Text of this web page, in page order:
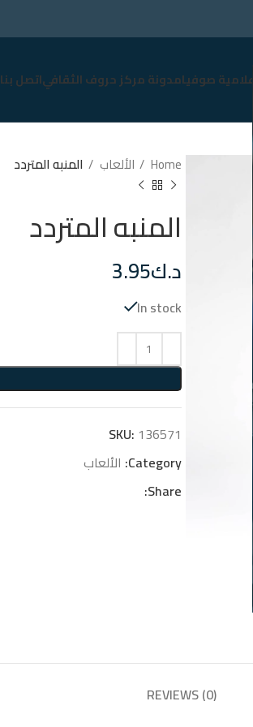
إعلامية صوفيامدونة مركز حروف الثقافياتصل بنا
Home الألعاب المنبه المتردد
المنبه المتردد
د.ك3.95
In stock
SKU: 136571
Category: الألعاب
Share:
REVIEWS (0)